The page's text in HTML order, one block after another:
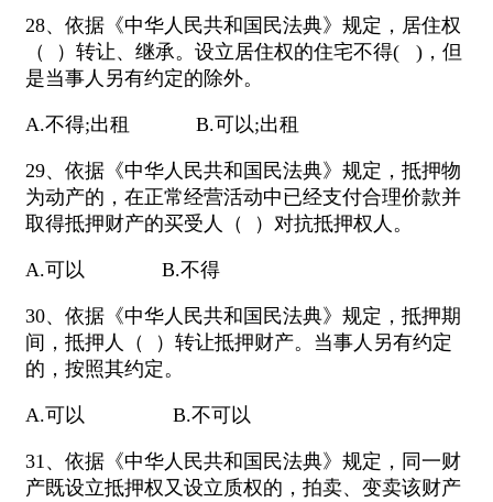
28、依据《中华人民共和国民法典》规定，居住权
（ ）转让、继承。设立居住权的住宅不得( )，但
是当事人另有约定的除外。
A.不得;出租 B.可以;出租
29、依据《中华人民共和国民法典》规定，抵押物
为动产的，在正常经营活动中已经支付合理价款并
取得抵押财产的买受人（ ）对抗抵押权人。
A.可以 B.不得
30、依据《中华人民共和国民法典》规定，抵押期
间，抵押人（ ）转让抵押财产。当事人另有约定
的，按照其约定。
A.可以 B.不可以
31、依据《中华人民共和国民法典》规定，同一财
产既设立抵押权又设立质权的，拍卖、变卖该财产